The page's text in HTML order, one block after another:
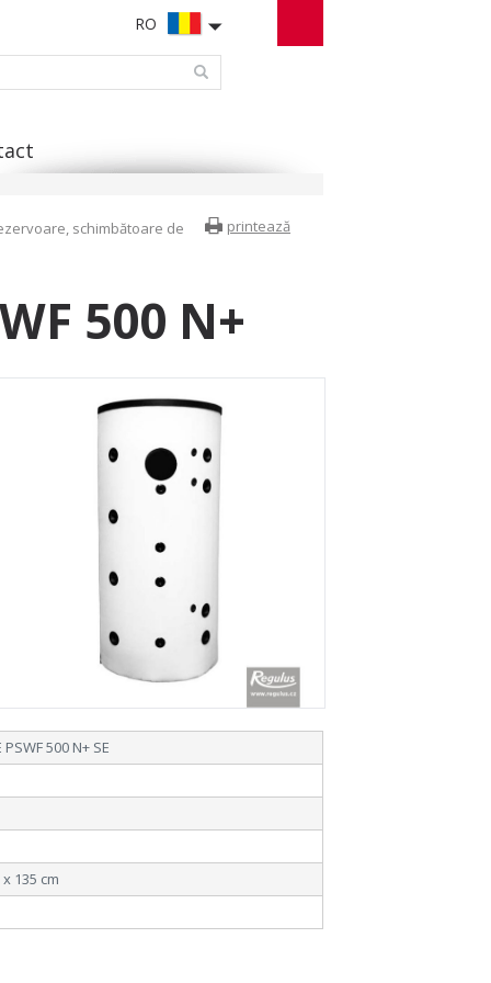
RO
printează
schimbătoare de
500 N+
PSWF 500 N+ SE
135 cm